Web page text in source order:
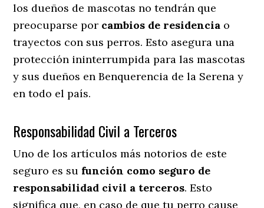
los dueños de mascotas no tendrán que
preocuparse por cambios de residencia o
trayectos con sus perros. Esto asegura una
protección ininterrumpida para las mascotas
y sus dueños en Benquerencia de la Serena y
en todo el país.
Responsabilidad Civil a Terceros
Uno de los artículos más notorios de este
seguro es su función como seguro de
responsabilidad civil a terceros. Esto
significa que, en caso de que tu perro cause